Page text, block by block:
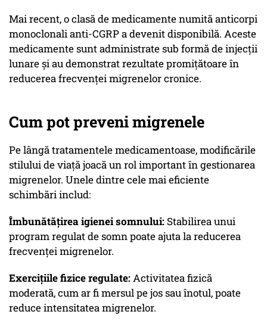
Mai recent, o clasă de medicamente numită anticorpi
monoclonali anti-CGRP a devenit disponibilă. Aceste
medicamente sunt administrate sub formă de injecții
lunare și au demonstrat rezultate promițătoare în
reducerea frecvenței migrenelor cronice.
Cum pot preveni migrenele
Pe lângă tratamentele medicamentoase, modificările
stilului de viață joacă un rol important în gestionarea
migrenelor. Unele dintre cele mai eficiente
schimbări includ:
Îmbunătățirea igienei somnului: Stabilirea unui
program regulat de somn poate ajuta la reducerea
frecvenței migrenelor.
Exercițiile fizice regulate:Activitatea fizică
moderată, cum ar fi mersul pe jos sau înotul, poate
reduce intensitatea migrenelor.